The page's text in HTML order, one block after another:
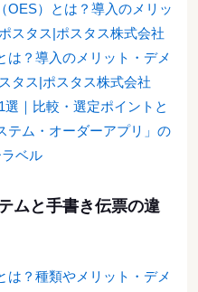
OES）とは？導入のメリッ
スタス|ポスタス株式会社
は？導入のメリット・デメ
タス|ポスタス株式会社
｜比較・選定ポイントと
テム・オーダーアプリ」の
ベル
ムと手書き伝票の違
は？種類やメリット・デメ